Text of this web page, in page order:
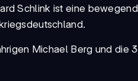
Schlink ist eine
Michael Berg und die